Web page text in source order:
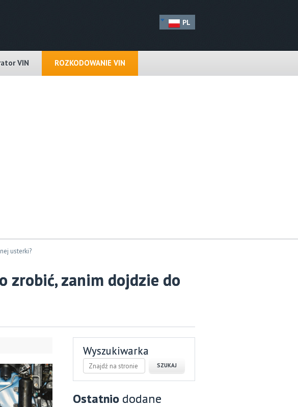
PL
VIN ROZKODOWANIE VIN
usterki?
zrobić, zanim dojdzie do
Wyszukiwarka
Ostatnio dodane